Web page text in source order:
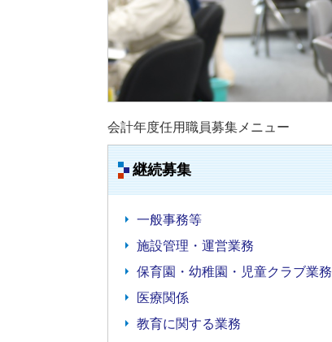
会計年度任用職員募集メニュー
継続募集
一般事務等
施設管理・運営業務
保育園・幼稚園・児童クラブ業務
医療関係
教育に関する業務